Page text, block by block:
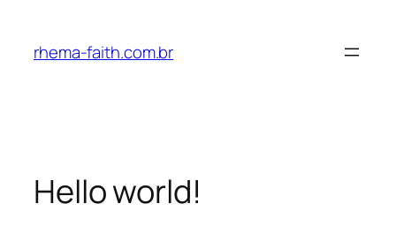
rhema-faith.com.br
Hello world!